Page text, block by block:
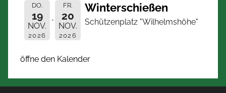
DO.
19
NOV.
2026
FR.
20
NOV.
2026
Winterschießen
Schützenplatz "Wilhelmshöhe"
öffne den Kalender